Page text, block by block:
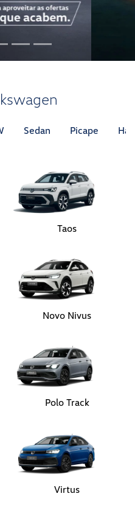
legal
Sedan Picape
Taos
Novo Nivus
Polo Track
Virtus